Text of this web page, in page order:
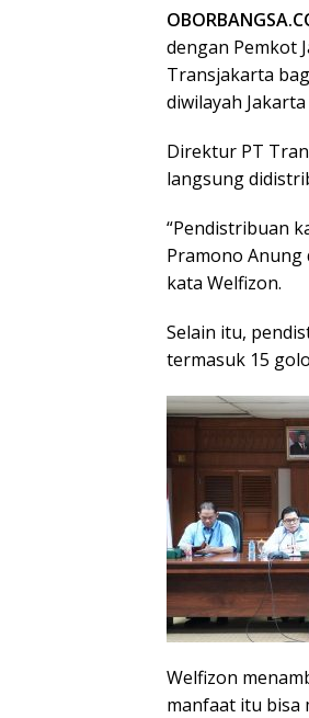
dengan Pemkot
Transjakarta
diwilayah
Direktur PT
langsung
“Pendistribuan
Pramono Anung
kata Welfizon.
Selain itu,
termasuk 15
Welfizon
manfaat itu bisa